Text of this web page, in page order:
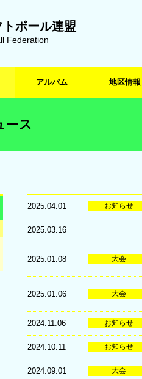
ボール連盟
Federation
アルバム 地区情報
ース
2025.04.01 お知らせ
2025.03.16
2025.01.08 大会
2025.01.06 大会
2024.11.06 お知らせ
2024.10.11 お知らせ
2024.09.01 大会